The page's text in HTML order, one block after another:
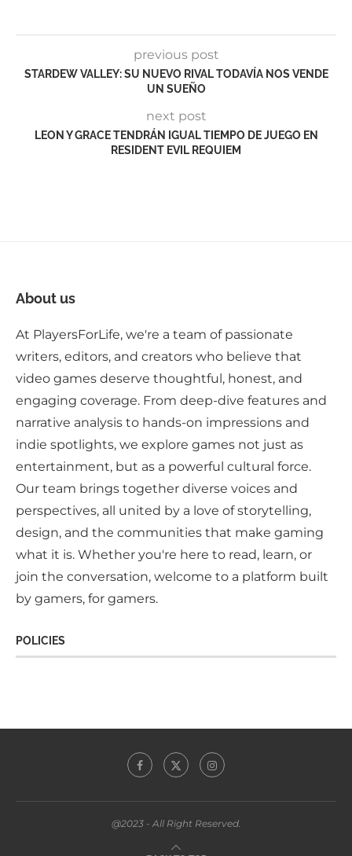
previous post
STARDEW VALLEY: SU NUEVO RIVAL TODAVÍA NOS VENDE
UN SUEÑO
next post
LEON Y GRACE TENDRÁN IGUAL TIEMPO DE JUEGO EN
RESIDENT EVIL REQUIEM
About us
At PlayersForLife, we're a team of passionate
writers, editors, and creators who believe that
video games deserve thoughtful, honest, and
engaging coverage. From deep-dive features and
narrative analysis to hands-on impressions and
indie spotlights, we explore games not just as
entertainment, but as a powerful cultural force.
Our team brings together diverse voices and
perspectives, all united by a love of storytelling,
design, and the communities that make gaming
what it is. Whether you're here to read, learn, or
join the conversation, welcome to a platform built
by gamers, for gamers.
POLICIES
@2023 - All Right Reserved.